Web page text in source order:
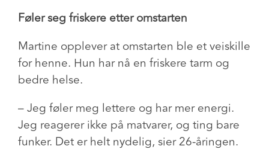
Føler seg friskere etter omstarten
Martine opplever at omstarten ble et veiskille
for henne. Hun har nå en friskere tarm og
bedre helse.
– Jeg føler meg lettere og har mer energi.
Jeg reagerer ikke på matvarer, og ting bare
funker. Det er helt nydelig, sier 26-åringen.